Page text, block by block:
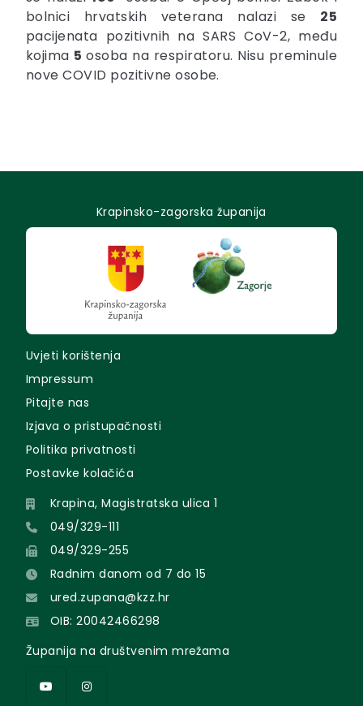
bolnici hrvatskih veterana nalazi se 25
pacijenata pozitivnih na SARS CoV-2, među
kojima 5osoba na respiratoru. Nisu preminule
nove COVID pozitivne osobe.
Krapinsko-zagorska županija
Uvjeti korištenja
Impressum
Pitajte nas
Izjava o pristupačnosti
Politika privatnosti
Postavke kolačića
Krapina, Magistratska ulica 1
049/329-111
049/329-255
Radnim danom od 7 do 15
ured.zupana@kzz.hr
OIB: 20042466298
Županija na društvenim mrežama